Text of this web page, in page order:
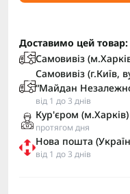
Доставимо цей товар:
Самовивіз
Самовивіз (г.Київ,
“Майдан
від 1 до 3 днів
Кур'єром (м.Харків)
протягом дня
Нова пошта
від 1 до 3 днів